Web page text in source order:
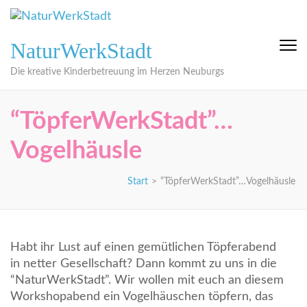
Zum
Inhalt
(Eingabetaste
drücken)
NaturWerkStadt
Die kreative Kinderbetreuung im Herzen Neuburgs
“TöpferWerkStadt”…
Vogelhäusle
Start > “TöpferWerkStadt”…Vogelhäusle
Habt ihr Lust auf einen gemütlichen Töpferabend
in netter Gesellschaft? Dann kommt zu uns in die
“NaturWerkStadt”. Wir wollen mit euch an diesem
Workshopabend ein Vogelhäuschen töpfern, das